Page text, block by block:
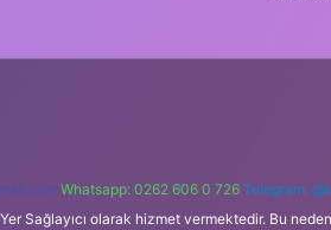
Whatsapp: 0262 606 0 726 Telegram:
Sağlayıcı olarak hizmet vermektedir. Bu